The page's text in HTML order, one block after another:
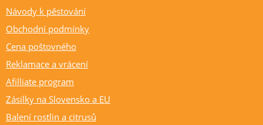
Návody k pěstování
Obchodní podmínky
Cena poštovného
Reklamace a vrácení
Afilliate program
Zásilky na Slovensko a EU
Balení rostlin a citrusů